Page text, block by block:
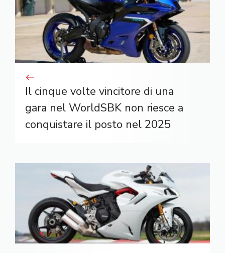
Il cinque volte vincitore di una
gara nel WorldSBK non riesce a
conquistare il posto nel 2025